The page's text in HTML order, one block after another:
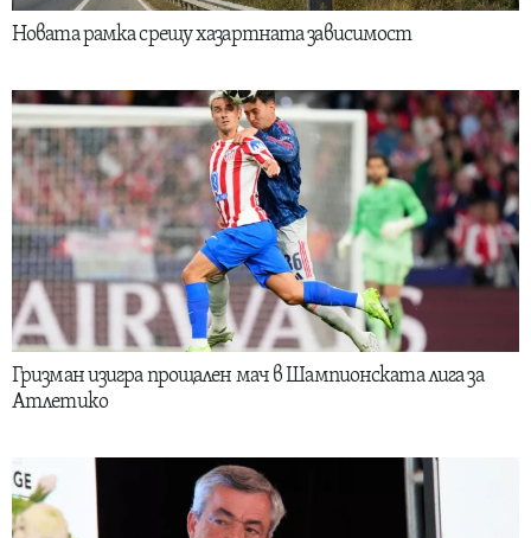
Новата рамка срещу хазартната зависимост
Гризман изигра прощален мач в Шампионската лига за
Атлетико